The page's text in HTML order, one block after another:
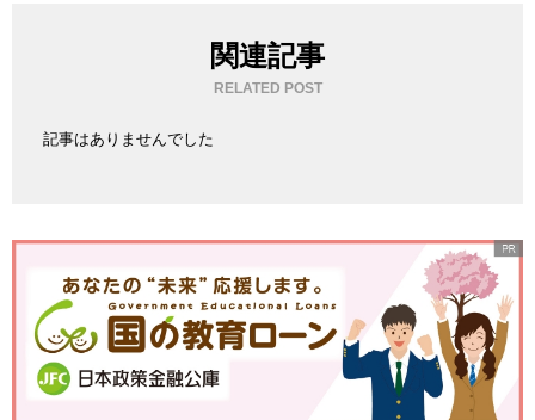
関連記事
RELATED POST
記事はありませんでした